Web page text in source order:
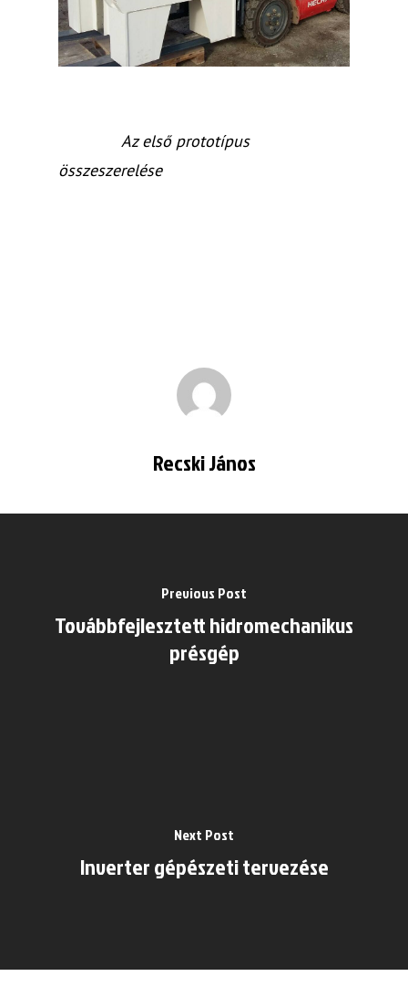
Az első prototípus
összeszerelése
Recski János
Previous Post
Továbbfejlesztett hidromechanikus
présgép
Next Post
Inverter gépészeti tervezése